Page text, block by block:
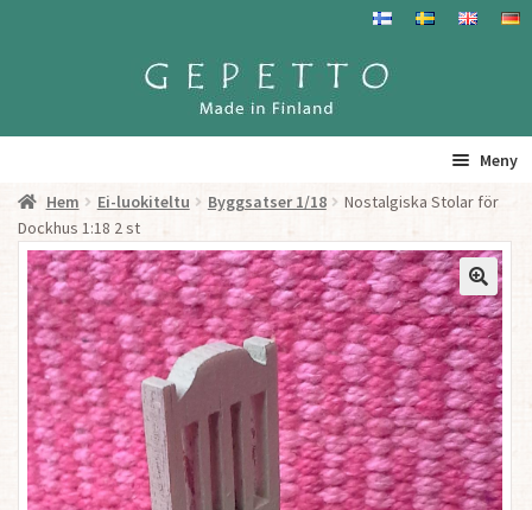
Hoppa
Hoppa
Meny
Hem
Produkter
Gepetto – Information
Återförsäljare
För Återförsäljare
Hem Ei-luokiteltu Byggsatser 1/18
Nostalgiska Stolar för
Dockhus 1:18 2 st